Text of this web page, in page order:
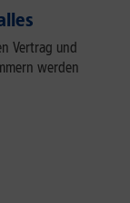
Vertrag und
werden